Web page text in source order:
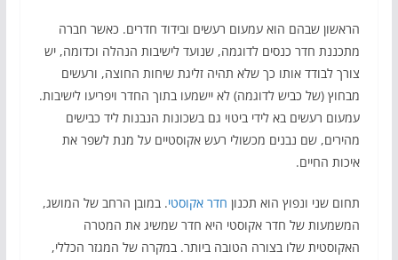
הראשון שבהם הוא עמעום רעשים ובידוד חדרים. כאשר חברה
מתכננת חדר כנסים לדוגמה, שנועד לישיבות הנהלה וכדומה, יש
צורך לבודד אותו כך שלא תהיה זליגת שיחות החוצה, ורעשים
מבחוץ (של כביש לדוגמה) לא יישמעו בתוך החדר ויפריעו לישיבות.
עמעום רעשים בא לידי ביטוי גם בשכונות הנבנות ליד כבישים
מהירים, שם נבנים מכשולי רעש אקוסטיים על מנת לשפר את
איכות החיים.
תחום שני ונפוץ הוא תכנון חדר אקוסטי. במובן הרחב של המושג,
המשמעות של חדר אקוסטי היא חדר שמשיג את המטרה
האקוסטית שלו בצורה הטובה ביותר. במקרה של המגזר הכללי,